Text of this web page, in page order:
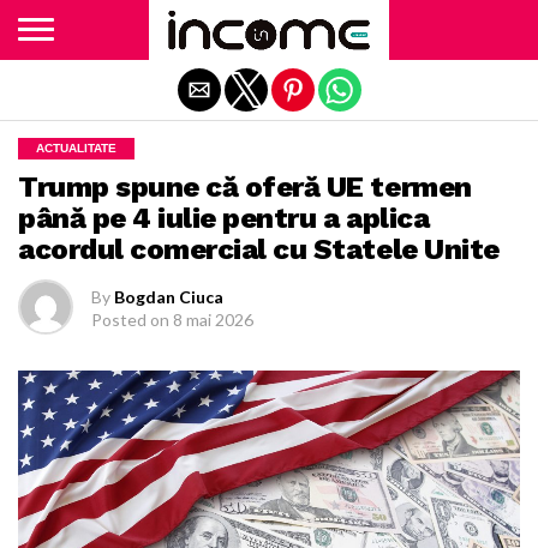
ACTUALITATE
Trump spune că oferă UE termen
până pe 4 iulie pentru a aplica
acordul comercial cu Statele Unite
By Bogdan Ciuca
Posted on 8 mai 2026
Exit mobile version